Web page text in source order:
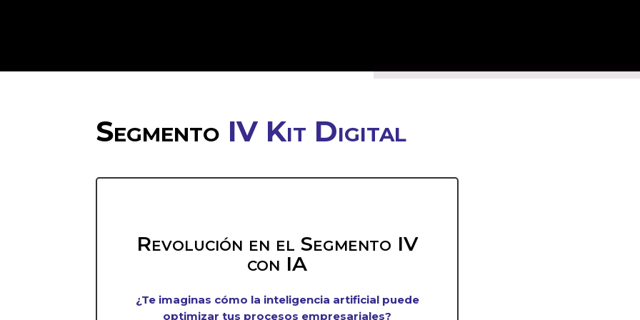
Segmento IV Kit Digital
Revolución en el Segmento IV
con IA
¿Te imaginas cómo la inteligencia artificial puede
optimizar tus procesos empresariales?